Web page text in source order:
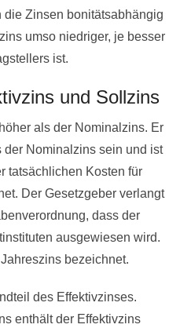
die Zinsen bonitätsabhängig
umso niedriger, je besser
ist.
und Sollzins
als der Nominalzins. Er
Nominalzins sein und ist
tatsächlichen Kosten für
Der Gesetzgeber verlangt
dass der
ausgewiesen wird.
bezeichnet.
des Effektivzinses.
enthält der Effektivzins